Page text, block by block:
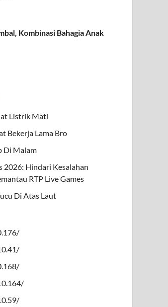
Kombinasi Bahagia Anak
Listrik Mati
Bekerja Lama Bro
Di Malam
2026: Hindari Kesalahan
RTP Live Games
Di Atas Laut